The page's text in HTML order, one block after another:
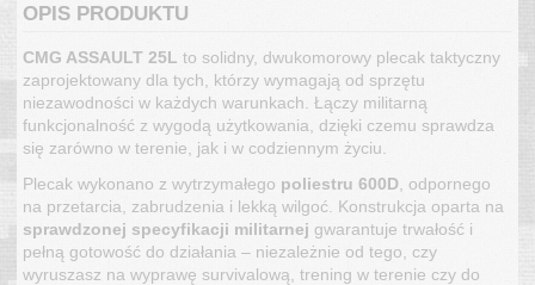
OPIS PRODUKTU
CMG ASSAULT 25L to solidny, dwukomorowy plecak taktyczny
zaprojektowany dla tych, którzy wymagają od sprzętu
niezawodności w każdych warunkach. Łączy militarną
funkcjonalność z wygodą użytkowania, dzięki czemu sprawdza
się zarówno w terenie, jak i w codziennym życiu.
Plecak wykonano z wytrzymałego poliestru 600D , odpornego
na przetarcia, zabrudzenia i lekką wilgoć. Konstrukcja oparta na
sprawdzonej specyfikacji militarnej gwarantuje trwałość i
pełną gotowość do działania – niezależnie od tego, czy
wyruszasz na wyprawę survivalową, trening w terenie czy do